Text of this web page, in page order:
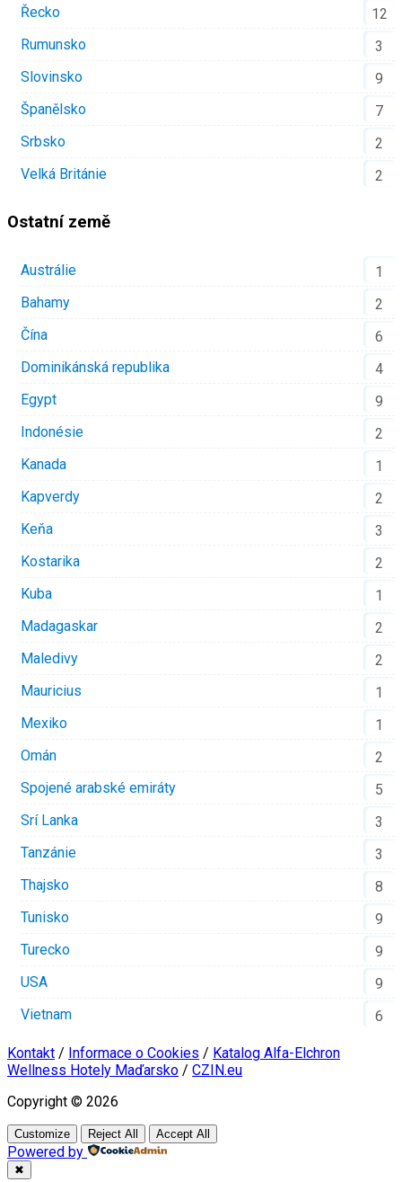
Řecko
12
Rumunsko
3
Slovinsko
9
Španělsko
7
Srbsko
2
Velká Británie
2
Ostatní země
Austrálie
1
Bahamy
2
Čína
6
Dominikánská republika
4
Egypt
9
Indonésie
2
Kanada
1
Kapverdy
2
Keňa
3
Kostarika
2
Kuba
1
Madagaskar
2
Maledivy
2
Mauricius
1
Mexiko
1
Omán
2
Spojené arabské emiráty
5
Srí Lanka
3
Tanzánie
3
Thajsko
8
Tunisko
9
Turecko
9
USA
9
Vietnam
6
Kontakt / Informace o Cookies / Katalog Alfa-Elchron
Wellness Hotely Maďarsko / CZIN.eu
Copyright © 2026
Customize Reject All Accept All
Powered by
✖